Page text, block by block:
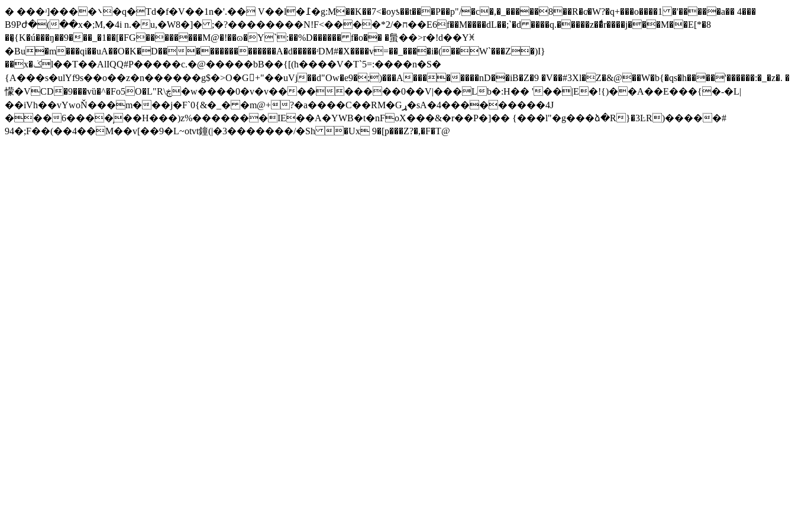
� ���ʴ]����܌�q�Td�f�V��1n�'.�� V��l�߁�g:M��K��7<�oyƾ��t���P��p"/�c�,�_�����8��R�c̸�W?�q+���o����1 �'�����a�� 4���
B9Pժ�(��x�;M,�4i n.�u,�W8�]� ;�?��������N!F<����*ח�/2��E6f��M����dL��;`�d ����q.�����z��ͩr����j���M��E[*�8
��̡{K�ú���ŋ��9���_�1��[�FG��������M@�!��ɷ�Y`:��%D������ f�o�� �蛗��>r�!d��Yꁝ
�Bu�m���qi��uA��O�K�D���������������A�d�����ʴDM#�X����v=��_����i�(��W`���Z�)I}
��x�ݢl��T��АlIQQ#P�����c.�@�����bB��{[(h� ���V�T`5=:����n�S�
{A���s�ulYf9s��o��z�n������g$�> O� G+"��uVj��d"Ow�e9�;)���A��������nD��iB�Z�9 �V��#3Xl�Z�&@��W�b{�qs�h����'������:�_�z�. �
懞�VCD�9���vȕ�^�Fo5O�L"R\ڿ�w����0�v�v���������0��V|���Lb�:H�� '��|E�!{)��A��E���{�-�L|
��iVh��vYwoŇ���m���j�F`0{&�_� �m@+?�a����C��RM�Gړ�sA�4���������4J
���6����̹��H���)z%�������IE��A�YWB�t�nFoX���&�r��P�]�� {���l"�g���ձ�R}�3ĿR)�����#
94�;F��(��4��M��v[��9�L~otvt鐘(|�3�������/�Sh �Ux 9�[p���Z?�,�F�T@